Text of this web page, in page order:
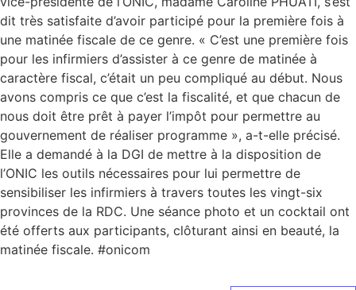
dit très satisfaite d’avoir participé pour la première fois à
une matinée fiscale de ce genre. « C’est une première fois
pour les infirmiers d’assister à ce genre de matinée à
caractère fiscal, c’était un peu compliqué au début. Nous
avons compris ce que c’est la fiscalité, et que chacun de
nous doit être prêt à payer l’impôt pour permettre au
gouvernement de réaliser programme », a-t-elle précisé.
Elle a demandé à la DGI de mettre à la disposition de
l’ONIC les outils nécessaires pour lui permettre de
sensibiliser les infirmiers à travers toutes les vingt-six
provinces de la RDC. Une séance photo et un cocktail ont
été offerts aux participants, clôturant ainsi en beauté, la
matinée fiscale. #onicom